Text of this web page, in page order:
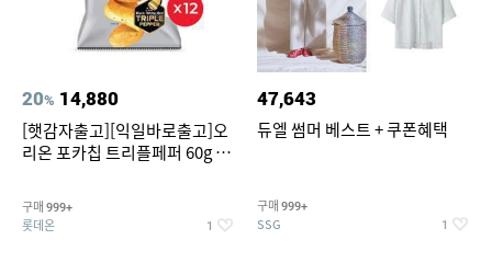
20% 14,880
[햇감자출고][익일바로출고]오
리온 포카칩 트리플페퍼 60g 12
구매 999+
롯데온 1
47,643
듀엘 썸머 베스트 + 쿠폰혜택
구매 999+
SSG 1